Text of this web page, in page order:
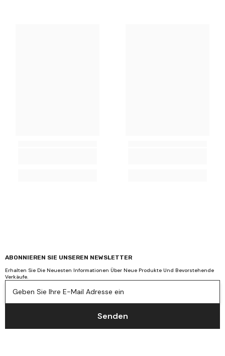
ABONNIEREN SIE UNSEREN NEWSLETTER
Erhalten Sie Die Neuesten Informationen Über Neue Produkte Und Bevorstehende
Verkäufe.
Geben Sie Ihre E-Mail Adresse ein
Senden